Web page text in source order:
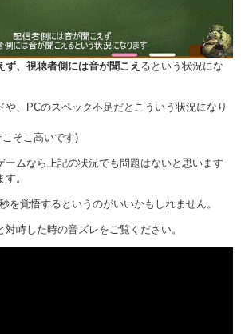
ず、視聴者側には音が聞こえ るという状況にな
や、PCのスペック不足だとこういう状況になり
そこ高いです)
ームなら上記の状況でも問題はないと思います
。
を覚悟するというのがいいかもしれません。
峙した時の音ズレをご覧ください。